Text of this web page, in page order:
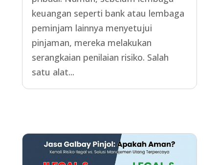
keuangan seperti bank atau lembaga
peminjam lainnya menyetujui
pinjaman, mereka melakukan
serangkaian penilaian risiko. Salah
satu alat...